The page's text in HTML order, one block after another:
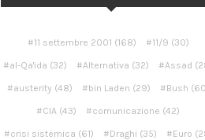
11 settembre 2001 (168) 11/9 (30)
al-Qa'ida (32) Alternativa (32) Assad
austerity (48) bin Laden (29) Bush
CIA (43) comunicazione (42)
crisi sistemica (61) Draghi (35) Euro